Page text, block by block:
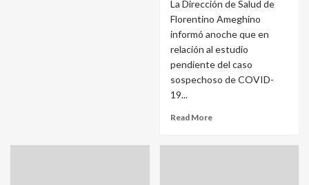
La Dirección de Salud de
Florentino Ameghino
informó anoche que en
relación al estudio
pendiente del caso
sospechoso de COVID-
19...
Read More